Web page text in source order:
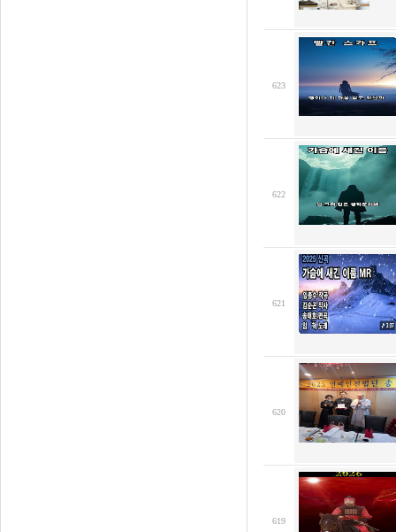
623
622
621
620
619